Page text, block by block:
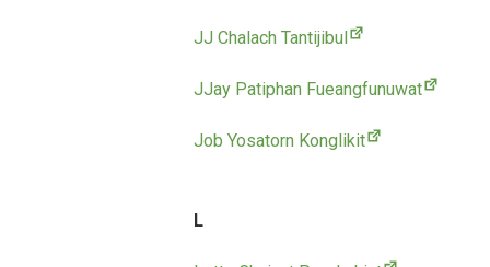
JJ Chalach Tantijibul
JJay Patiphan Fueangfunuwat
Job Yosatorn Konglikit
L